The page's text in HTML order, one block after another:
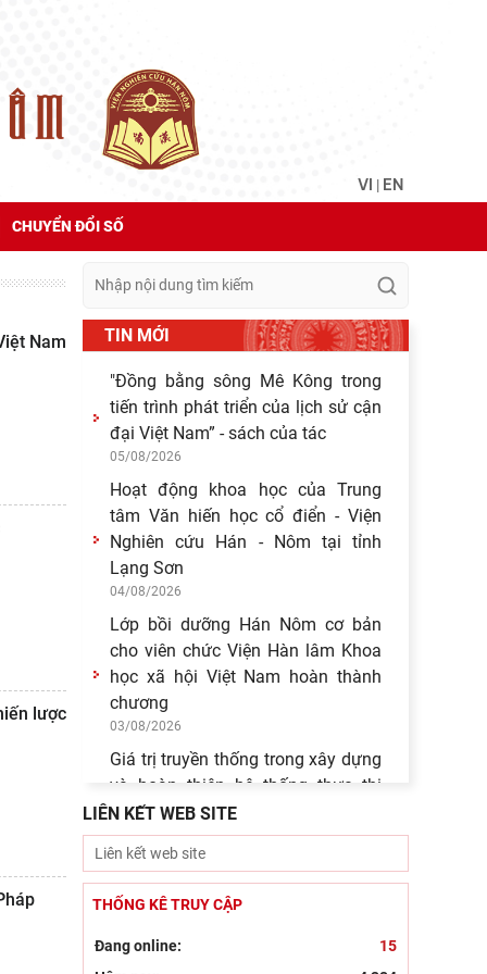
VI | EN
CHUYỂN ĐỔI SỐ
Nam
lược
TIN MỚI
"Đồng bằng sông Mê Kông trong
tiến trình phát triển của lịch sử cận
đại Việt Nam” - sách của tác
05/08/2026
Hoạt động khoa học của Trung
tâm Văn hiến học cổ điển - Viện
Nghiên cứu Hán - Nôm tại tỉnh
Lạng Sơn
04/08/2026
Lớp bồi dưỡng Hán Nôm cơ bản
cho viên chức Viện Hàn lâm Khoa
học xã hội Việt Nam hoàn thành
chương
03/08/2026
Giá trị truyền thống trong xây dựng
và hoàn thiện hệ thống thực thi
quyền hành pháp ở Việt Nam hiện
30/07/2026
Giá trị truyền thống trong xây dựng
và hoàn thiện hệ thống thực thi
quyền hành pháp ở Việt Nam hiện
29/07/2026
LIÊN KẾT WEB SITE
THỐNG KÊ TRUY CẬP
Đang online:
15